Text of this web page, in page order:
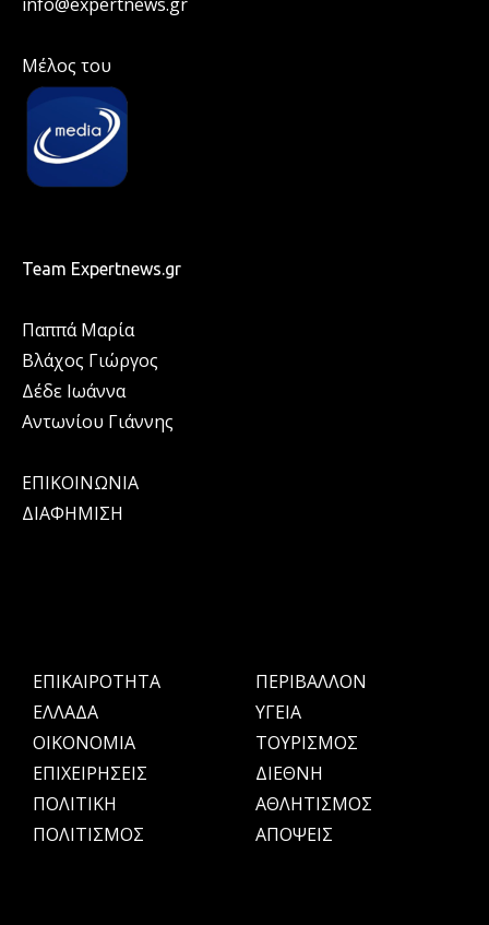
Μέλος του
Team Expertnews.gr
Παππά Μαρία
Βλάχος Γιώργος
Δέδε Ιωάννα
Αντωνίου Γιάννης
ΕΠΙΚΟΙΝΩΝΙΑ
ΔΙΑΦΗΜΙΣΗ
ΕΠΙΚΑΙΡΟΤΗΤΑ
ΕΛΛΑΔΑ
OIKONOMIA
ΕΠΙΧΕΙΡΗΣΕΙΣ
ΠΟΛΙΤΙΚΗ
ΠΟΛΙΤΙΣΜΟΣ
ΠΕΡΙΒΑΛΛΟΝ
ΥΓΕΙΑ
ΤΟΥΡΙΣΜΟΣ
ΔΙΕΘΝΗ
ΑΘΛΗΤΙΣΜΟΣ
ΑΠΟΨΕΙΣ